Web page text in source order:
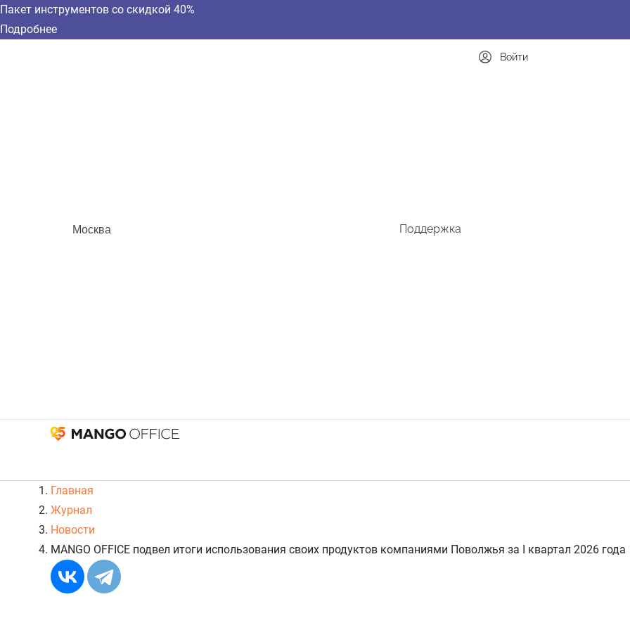
Пакет инструментов со скидкой 40%
Подробнее
Москва Поддержка
Войти
Главная
Журнал
Новости
MANGO OFFICE подвел итоги использования своих продуктов компаниями Поволжья за I квартал 2026 года